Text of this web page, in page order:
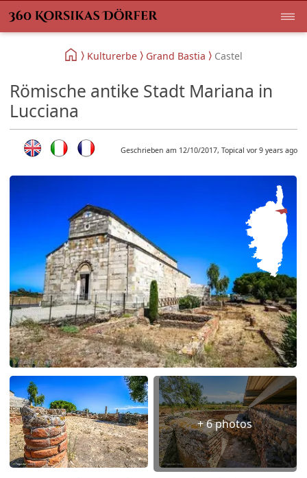
Kulturerbe Grand Bastia Castel
Römische antike Stadt Mariana in
Lucciana
Geschrieben am 12/10/2017, Topical vor 9 years ago
+ 6 photos